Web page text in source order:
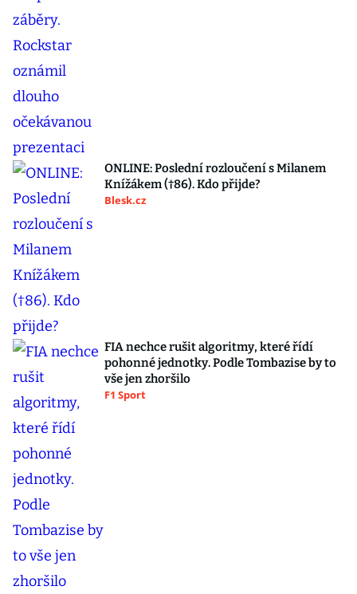
ONLINE: Poslední rozloučení s Milanem
Knížákem (†86). Kdo přijde?
Blesk.cz
FIA nechce rušit algoritmy, které řídí
pohonné jednotky. Podle Tombazise by to
vše jen zhoršilo
F1 Sport